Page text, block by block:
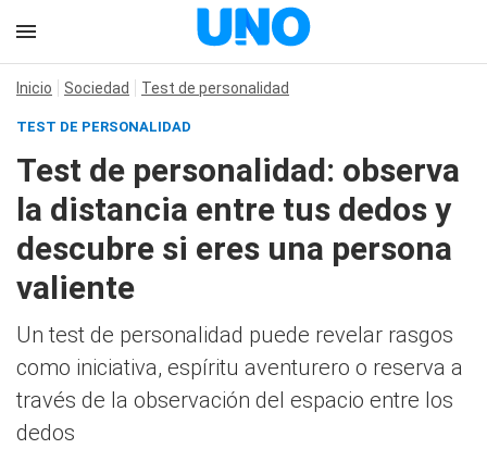
Inicio Sociedad Test de personalidad
TEST DE PERSONALIDAD
Test de personalidad: observa
la distancia entre tus dedos y
descubre si eres una persona
valiente
Un test de personalidad puede revelar rasgos
como iniciativa, espíritu aventurero o reserva a
través de la observación del espacio entre los
dedos